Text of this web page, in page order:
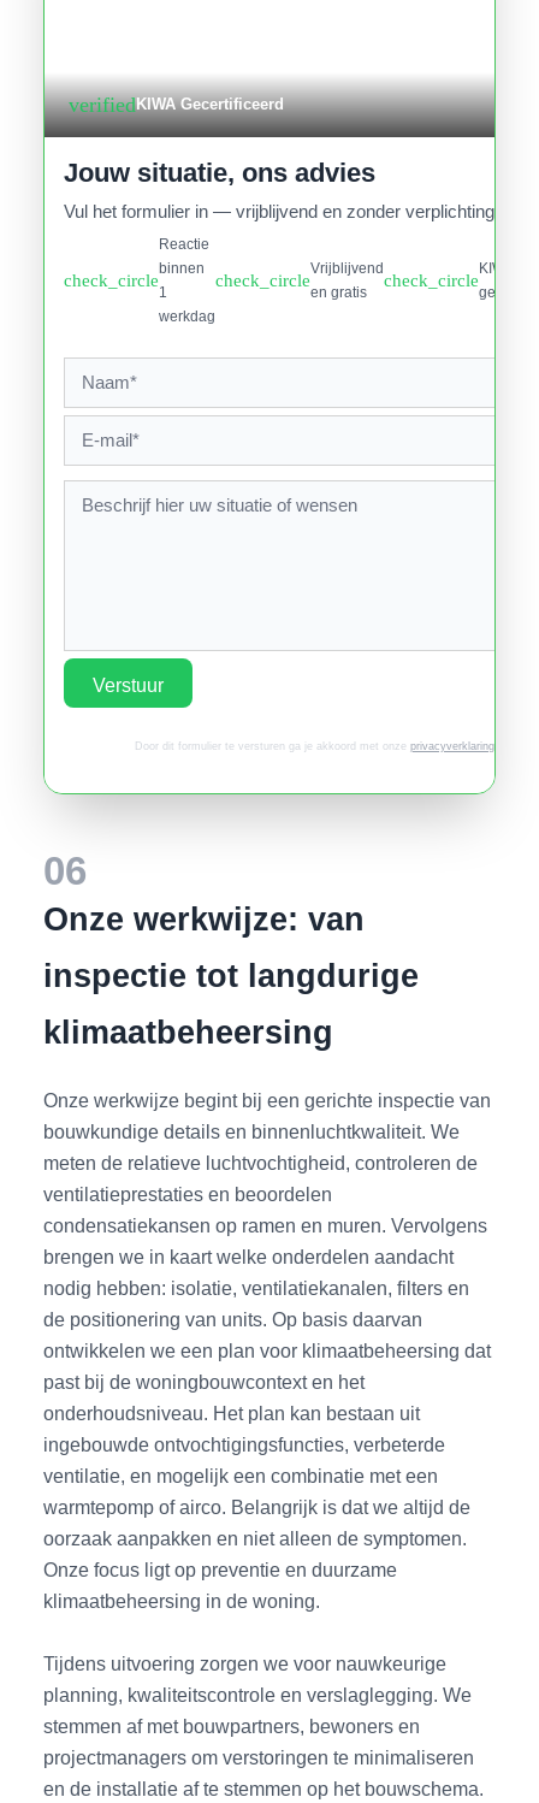
verifiedKIWA Gecertificeerd
Jouw situatie, ons advies
Vul het formulier in — vrijblijvend en zonder verplichtingen.
check_circle
Reactie
binnen
1
werkdag
check_circle
Vrijblijvend
en gratis
check_circle
KIWA
Verstuur
Door dit formulier te versturen ga je akkoord met onze privacyverklaring.
06
Onze werkwijze: van
inspectie tot langdurige
klimaatbeheersing
Onze werkwijze begint bij een gerichte inspectie van
bouwkundige details en binnenluchtkwaliteit. We
meten de relatieve luchtvochtigheid, controleren de
ventilatieprestaties en beoordelen
condensatiekansen op ramen en muren. Vervolgens
brengen we in kaart welke onderdelen aandacht
nodig hebben: isolatie, ventilatiekanalen, filters en
de positionering van units. Op basis daarvan
ontwikkelen we een plan voor klimaatbeheersing dat
past bij de woningbouwcontext en het
onderhoudsniveau. Het plan kan bestaan uit
ingebouwde ontvochtigingsfuncties, verbeterde
ventilatie, en mogelijk een combinatie met een
warmtepomp of airco. Belangrijk is dat we altijd de
oorzaak aanpakken en niet alleen de symptomen.
Onze focus ligt op preventie en duurzame
klimaatbeheersing in de woning.
Tijdens uitvoering zorgen we voor nauwkeurige
planning, kwaliteitscontrole en verslaglegging. We
stemmen af met bouwpartners, bewoners en
projectmanagers om verstoringen te minimaliseren
en de installatie af te stemmen op het bouwschema.